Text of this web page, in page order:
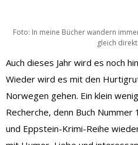
Foto: In meine Bücher wandern
gleich
Auch dieses Jahr wird es noch
Wieder wird es mit den
Norwegen gehen. Ein klein
Recherche, denn Buch Nummer
und Eppstein-Krimi-Reihe